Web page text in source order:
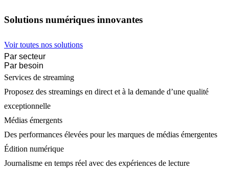
Solutions numériques innovantes
Voir toutes nos solutions
Par secteur
Par besoin
Services de streaming
Proposez des streamings en direct et à la demande d’une qualité
exceptionnelle
Médias émergents
Des performances élevées pour les marques de médias émergentes
Édition numérique
Journalisme en temps réel avec des expériences de lecture